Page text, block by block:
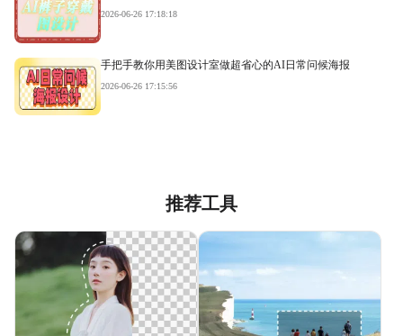
2026-06-26 17:18:18
手把手教你用美图设计室做超省心的AI日常问候海报
2026-06-26 17:15:56
推荐工具